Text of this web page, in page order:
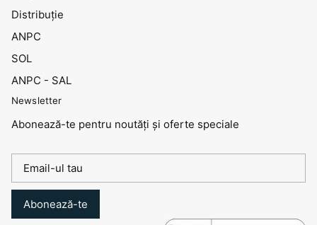
Distribuţie
ANPC
SOL
ANPC - SAL
Newsletter
Abonează-te pentru noutăți și oferte speciale
Abonează-te